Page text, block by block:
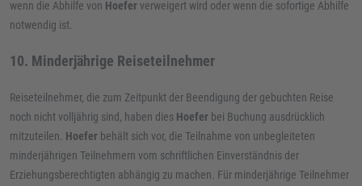
wenn die Abhilfe von Hoefer verweigert wird oder wenn die sofortige Abhilfe
notwendig ist.
10. Minderjährige Reiseteilnehmer
Reiseteilnehmer, die zum Zeitpunkt der Beendigung der gebuchten Reise
noch nicht volljährig sind, haben dies Hoefer bei Buchung ausdrücklich
mitzuteilen. Hoefer behält sich vor, die Teilnahme von unbegleiteten
minderjährigen Teilnehmern vom schriftlichen Einverständnis der
Erziehungsberechtigten abhängig zu machen. Für minderjährige Teilnehmer